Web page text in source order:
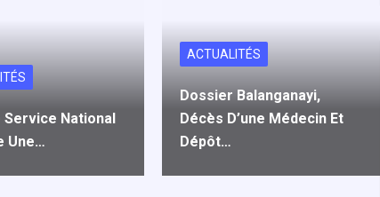
Service National
Une…
ACTUALITÉS
Dossier Balanganayi,
Décès D’une Médecin Et
Dépôt…